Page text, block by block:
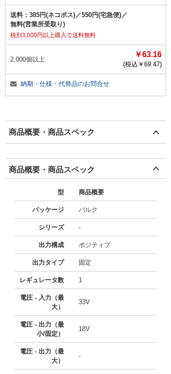
送料： 385円(ネコポス)／550円(宅急便)／
無料(営業所受取り)
税別3,000円以上購入で送料無料
2,000個以上
￥63.16
(税込￥ 69.47)
納期・仕様・代替品のお問合せ
商品概要・商品スペック
商品概要・商品スペック
型 商品概要
パッケージ バルク
シリーズ -
出力構成 ポジティブ
出力タイプ 固定
レギュレータ数 1
電圧 - 入力（最
大）
33V
電圧 - 出力（最
小/固定）
18V
電圧 - 出力（最
大）
-